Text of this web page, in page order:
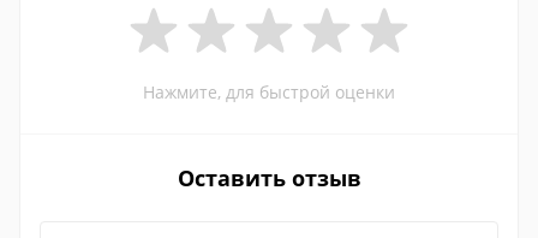
Нажмите, для быстрой оценки
Оставить отзыв